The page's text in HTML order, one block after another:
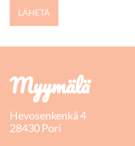
Myymälä
Hevosenkenkä 4
28430 Pori